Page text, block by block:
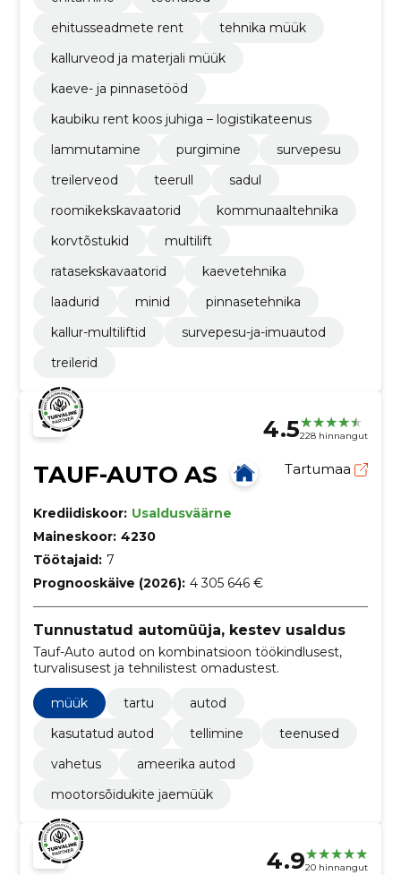
ehitusseadmete rent
tehnika müük
kallurveod ja materjali müük
kaeve- ja pinnasetööd
kaubiku rent koos juhiga – logistikateenus
lammutamine
purgimine
survepesu
treilerveod
teerull
sadul
roomikekskavaatorid
kommunaaltehnika
korvtõstukid
multilift
ratasekskavaatorid
kaevetehnika
laadurid
minid
pinnasetehnika
kallur-multiliftid
survepesu-ja-imuautod
treilerid
4.5228 hinnangut
TAUF-AUTO AS Tartumaa
Krediidiskoor: Usaldusväärne
Maineskoor: 4230
Töötajaid: 7
Prognooskäive (2026): 4 305 646 €
Tunnustatud automüüja, kestev usaldus
Tauf-Auto autod on kombinatsioon töökindlusest,
turvalisusest ja tehnilistest omadustest.
müük tartu
autod
kasutatud autod
tellimine
teenused
vahetus
ameerika autod
mootorsõidukite jaemüük
4.920 hinnangut